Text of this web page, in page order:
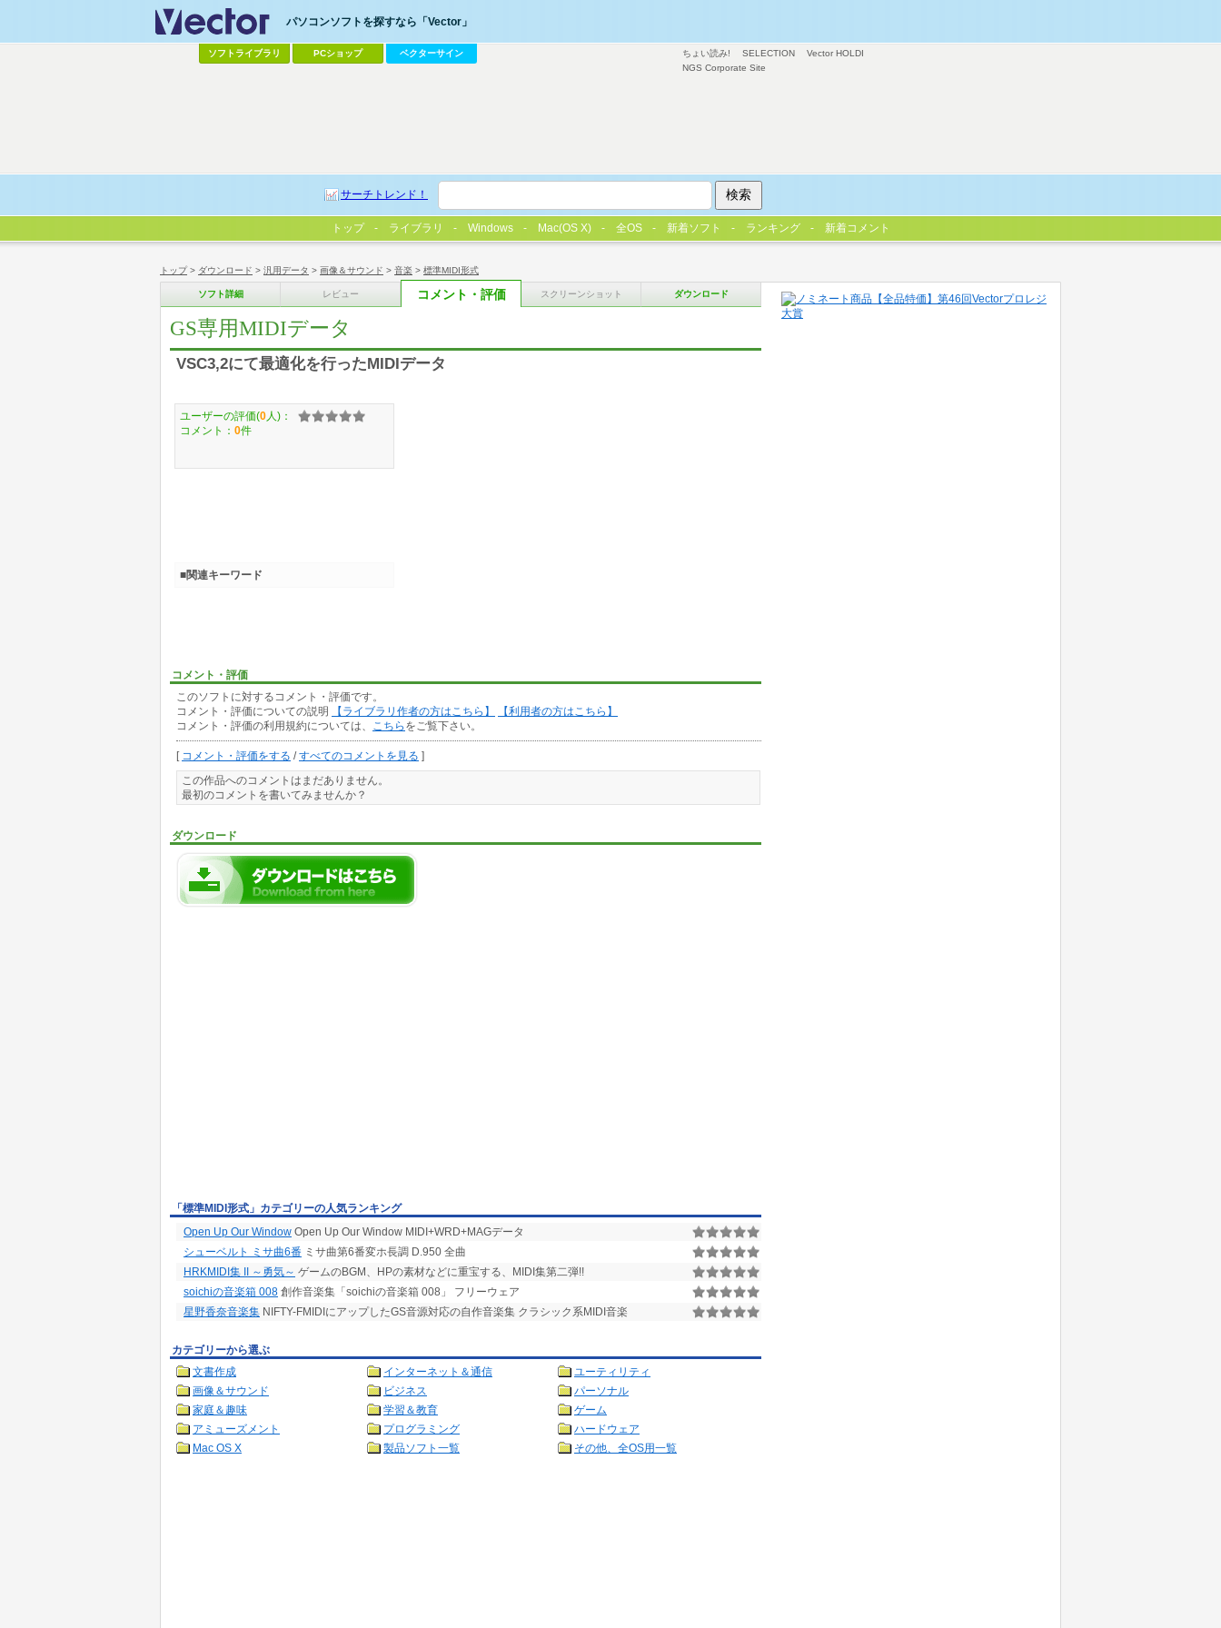
トップ> ダウンロード > 汎用データ > 画像＆サウンド > 音楽 > 標準MIDI形式
ソフト詳細 レビュー コメント・評価 スクリーンショット ダウンロード
GS専用MIDIデータ
VSC3,2にて最適化を行ったMIDIデータ
コメント・評価
このソフトに対するコメント・評価です。
コメント・評価についての説明
【ライブラリ作者の方はこちら】
【利用者の方はこちら】
コメント・評価の利用規約については、
こちら をご覧下さい。
[ コメント・評価をする /すべてのコメントを見る ]
この作品へのコメントはまだありません。
最初のコメントを書いてみませんか？
ダウンロード
ユーザーの評価(0 人)：
コメント： 0件
■関連キーワード
「標準MIDI形式」カテゴリーの人気ランキング
Open Up Our Window Open Up Our Window MIDI+WRD+MAGデータ
シューベルト ミサ曲6番 ミサ曲第6番変ホ長調 D.950 全曲
HRKMIDI集 II ～勇気～ ゲームのBGM、HPの素材などに重宝する、MIDI集第二弾!!
soichiの音楽箱 008 創作音楽集「soichiの音楽箱 008」 フリーウェア
星野香奈音楽集 NIFTY-FMIDIにアップしたGS音源対応の自作音楽集 クラシック系MIDI音楽
カテゴリーから選ぶ
文書作成
インターネット＆通信
ユーティリティ
画像＆サウンド
ビジネス
パーソナル
家庭＆趣味
学習＆教育
ゲーム
アミューズメント
プログラミング
ハードウェア
Mac OS X
製品ソフト一覧 その他、全OS用一覧
ちょい読み! SELECTION
Vector HOLDI
NGS Corporate Site
パソコンソフトを探すなら「Vector」
ソフトライブラリ PCショップ ベクターサイン
サーチトレンド！
トップ ライブラリ Windows Mac(OS X) 全OS 新着ソフト ランキング 新着コメント